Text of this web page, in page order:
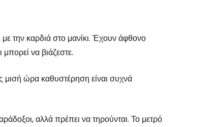
την καρδιά στο μανίκι. Έχουν άφθονο
να βιάζεστε.
μισή ώρα καθυστέρηση είναι συχνά
αλλά πρέπει να τηρούνται. Το μετρό